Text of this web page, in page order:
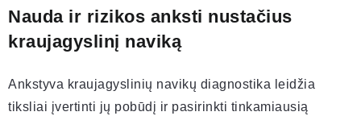
Nauda ir rizikos anksti nustačius
kraujagyslinį naviką
Ankstyva kraujagyslinių navikų diagnostika leidžia
tiksliai įvertinti jų pobūdį ir pasirinkti tinkamiausią